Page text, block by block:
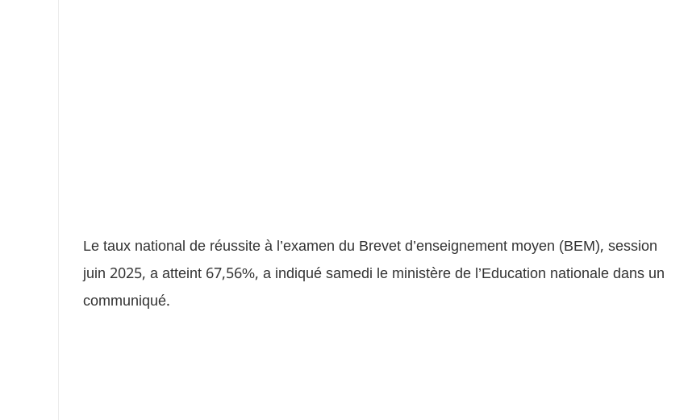
Le taux national de réussite à l’examen du Brevet d’enseignement moyen (BEM), session
juin 2025, a atteint 67,56%, a indiqué samedi le ministère de l’Education nationale dans un
communiqué.